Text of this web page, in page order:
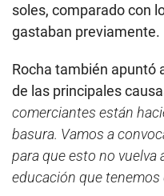
soles, comparado con
gastaban previamente.
Rocha también apuntó
de las principales
comerciantes están
basura. Vamos a
para que esto no vuelva
educación que tenemos